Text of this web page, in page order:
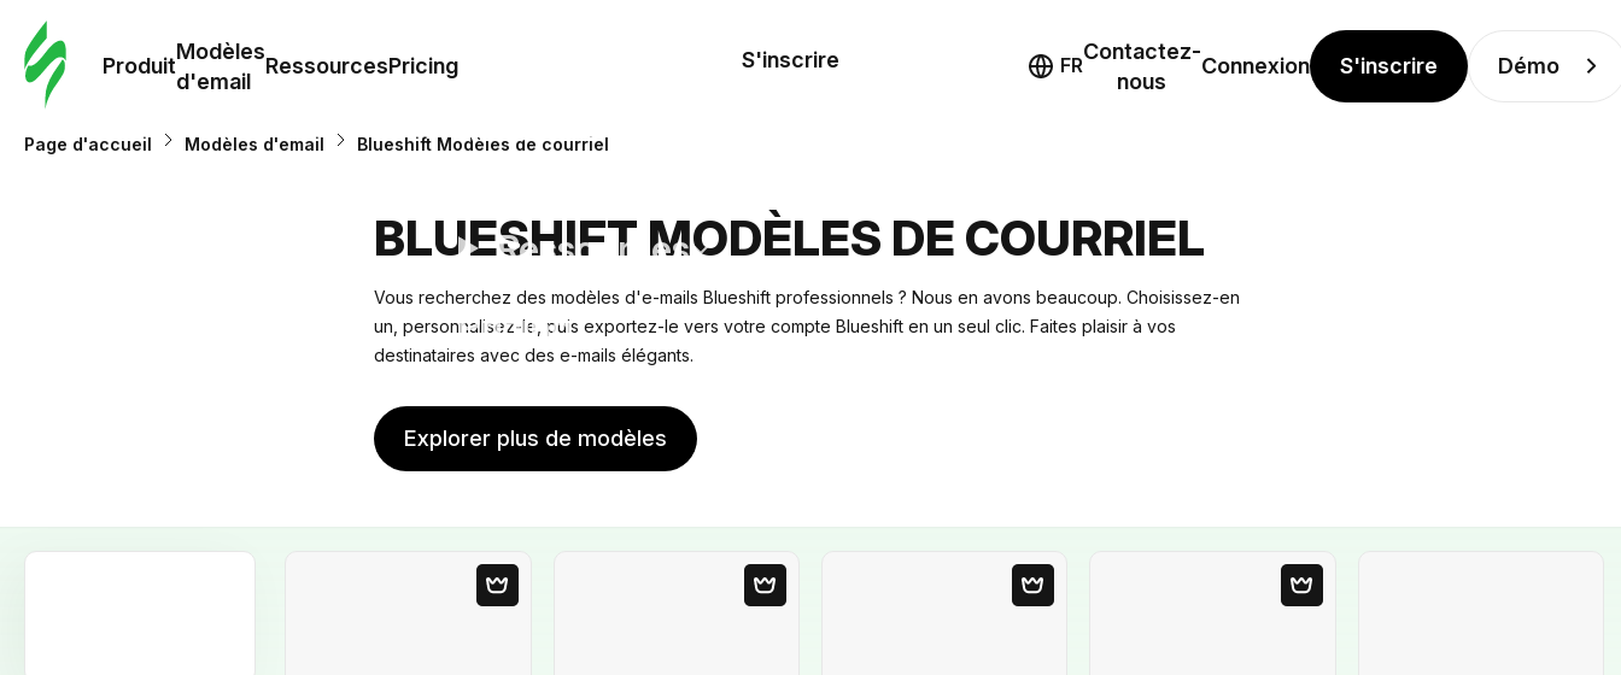
Produit
Modèles
d'email
RessourcesPricing
Modèles
Ressources
Pricing
S'inscrire FR
Contactez-
nous
Connexion S'inscrire Démo
Page d'accueil Modèles d'email Blueshift Modèles de courriel
BLUESHIFT MODÈLES DE COURRIEL
Vous recherchez des modèles d'e-mails Blueshift professionnels ? Nous en avons beaucoup. Choisissez-en
un, personnalisez-le, puis exportez-le vers votre compte Blueshift en un seul clic. Faites plaisir à vos
destinataires avec des e-mails élégants.
Explorer plus de modèles